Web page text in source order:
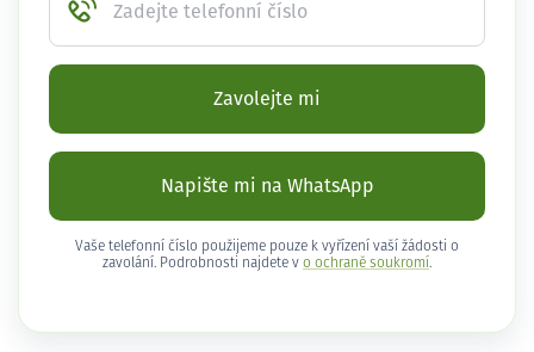
Zadejte telefonní číslo
Zavolejte mi
Napište mi na WhatsApp
Vaše telefonní číslo použijeme pouze k vyřízení vaší žádosti o
zavolání. Podrobnosti najdete v o ochraně soukromí .